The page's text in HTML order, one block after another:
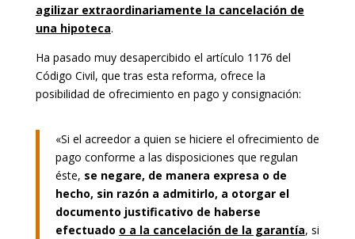
agilizar extraordinariamente la cancelación de
una hipoteca.
Ha pasado muy desapercibido el artículo 1176 del
Código Civil, que tras esta reforma, ofrece la
posibilidad de ofrecimiento en pago y consignación:
«Si el acreedor a quien se hiciere el ofrecimiento de
pago conforme a las disposiciones que regulan
éste, se negare, de manera expresa o de
hecho, sin razón a admitirlo, a otorgar el
documento justificativo de haberse
efectuado o a la cancelación de la garantía, si